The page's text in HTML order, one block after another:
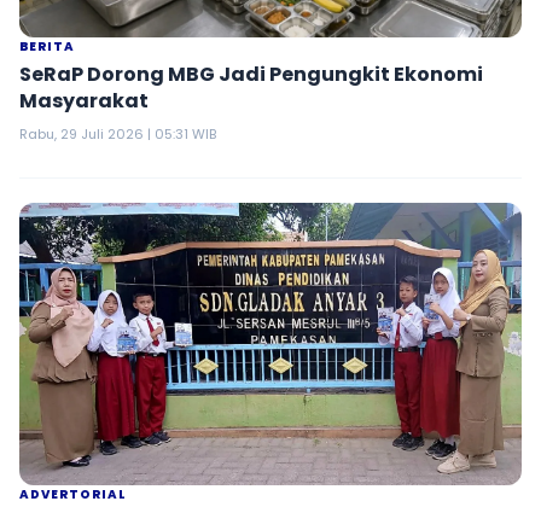
BERITA
SeRaP Dorong MBG Jadi Pengungkit Ekonomi
Masyarakat
Rabu, 29 Juli 2026 | 05:31 WIB
ADVERTORIAL